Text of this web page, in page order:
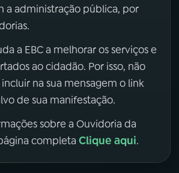
a administração pública, por
a EBC a melhorar os serviços e
ao cidadão. Por isso, não
na sua mensagem o link
de sua manifestação.
sobre a Ouvidoria da
completa Clique aqui.